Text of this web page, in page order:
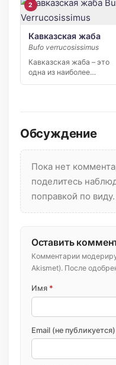
2
Кавказская жаба
Bufo verrucosissimus
Кавказская жаба – это
одна из наиболее
Обсуждение
Пока нет
поделитесь
поправкой по виду.
Оставить
Комментарии
Akismet). После
Имя *
Email (не публикуется)